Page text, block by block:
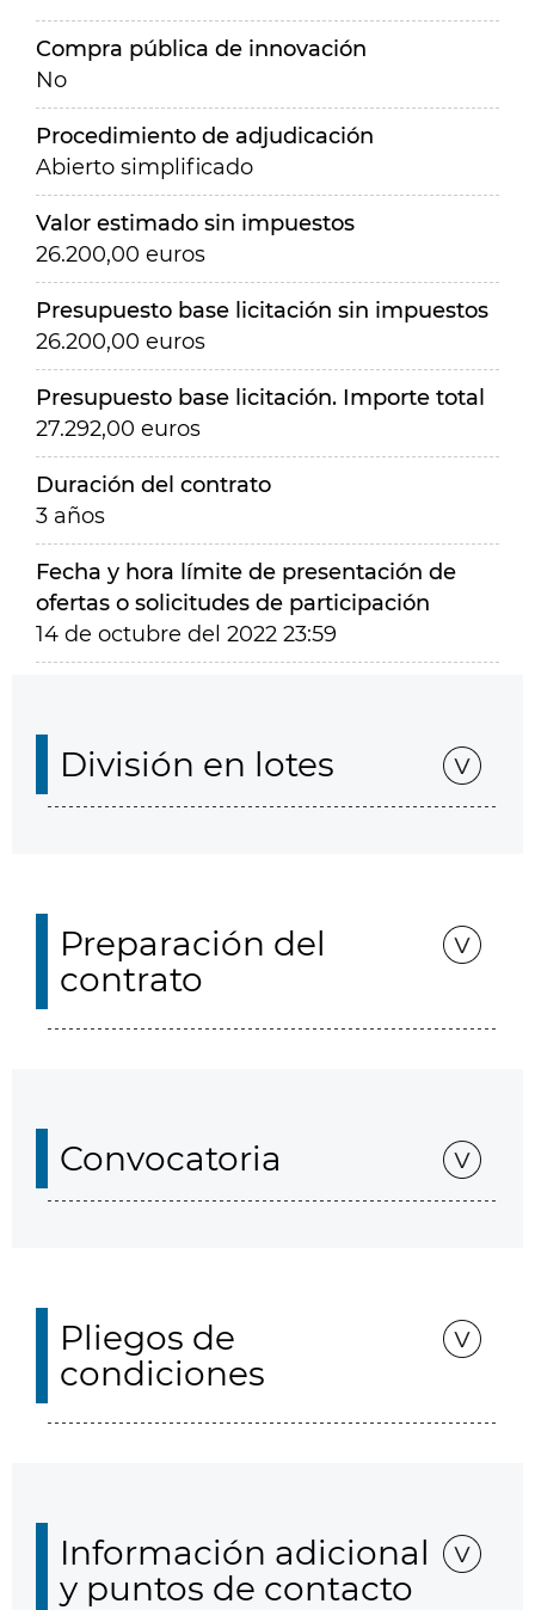
Compra pública de innovación
No
Procedimiento de adjudicación
Abierto simplificado
Valor estimado sin impuestos
26.200,00 euros
Presupuesto base licitación sin impuestos
26.200,00 euros
Presupuesto base licitación. Importe total
27.292,00 euros
Duración del contrato
3 años
Fecha y hora límite de presentación de
ofertas o solicitudes de participación
14 de octubre del 2022 23:59
División en lotes
Preparación del
contrato
Convocatoria
Pliegos de
condiciones
Información adicional
y puntos de contacto